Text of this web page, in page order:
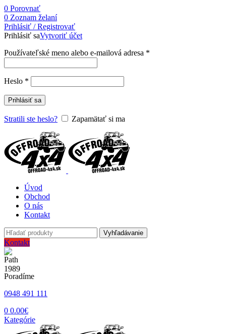
0 Porovnať
0 Zoznam želaní
Prihlásiť / Registrovať
Prihlásiť saVytvoriť účet
Používateľské meno alebo e-mailová adresa *
Heslo *
Prihlásiť sa
Stratili ste heslo? Zapamätať si ma
Úvod
Obchod
O nás
Kontakt
Vyhľadávanie
Kontakt
Poradíme
0948 491 111
0 0.00€
Kategórie